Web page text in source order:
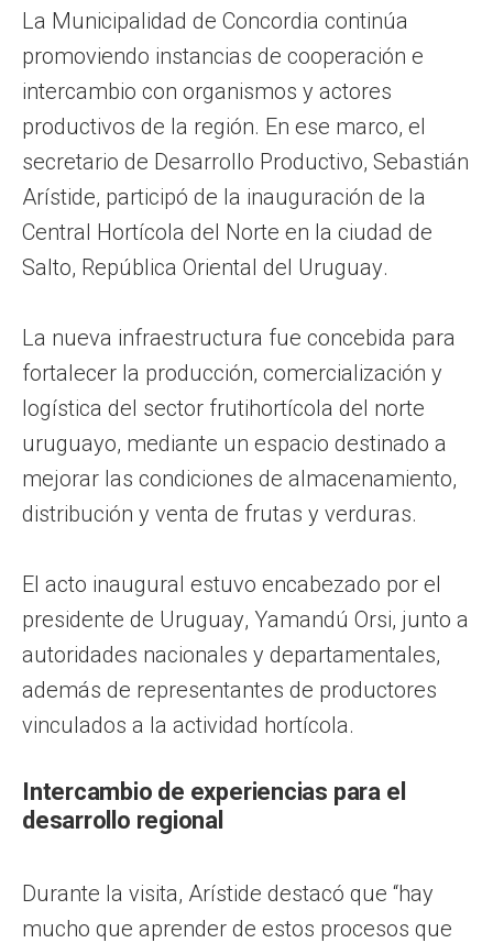
La Municipalidad de Concordia continúa
promoviendo instancias de cooperación e
intercambio con organismos y actores
productivos de la región. En ese marco, el
secretario de Desarrollo Productivo, Sebastián
Arístide, participó de la inauguración de la
Central Hortícola del Norte en la ciudad de
Salto, República Oriental del Uruguay.
La nueva infraestructura fue concebida para
fortalecer la producción, comercialización y
logística del sector frutihortícola del norte
uruguayo, mediante un espacio destinado a
mejorar las condiciones de almacenamiento,
distribución y venta de frutas y verduras.
El acto inaugural estuvo encabezado por el
presidente de Uruguay, Yamandú Orsi, junto a
autoridades nacionales y departamentales,
además de representantes de productores
vinculados a la actividad hortícola.
Intercambio de experiencias para el
desarrollo regional
Durante la visita, Arístide destacó que “hay
mucho que aprender de estos procesos que